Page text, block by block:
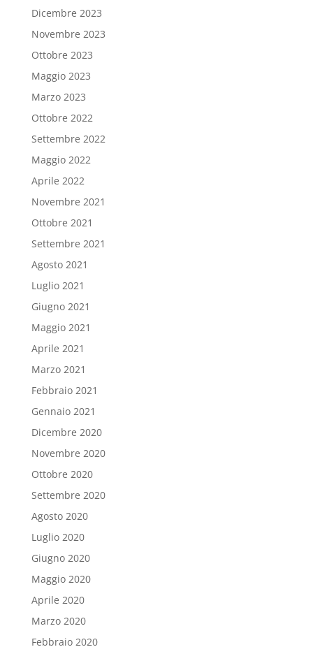
Dicembre 2023
Novembre 2023
Ottobre 2023
Maggio 2023
Marzo 2023
Ottobre 2022
Settembre 2022
Maggio 2022
Aprile 2022
Novembre 2021
Ottobre 2021
Settembre 2021
Agosto 2021
Luglio 2021
Giugno 2021
Maggio 2021
Aprile 2021
Marzo 2021
Febbraio 2021
Gennaio 2021
Dicembre 2020
Novembre 2020
Ottobre 2020
Settembre 2020
Agosto 2020
Luglio 2020
Giugno 2020
Maggio 2020
Aprile 2020
Marzo 2020
Febbraio 2020